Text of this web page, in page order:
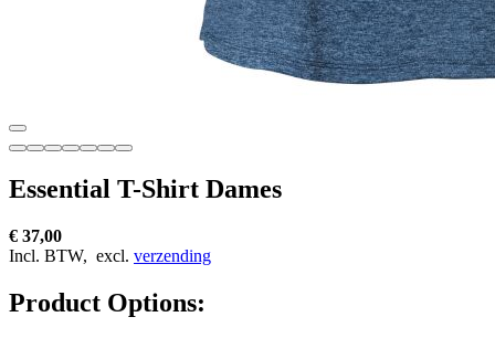
Essential T-Shirt Dames
€ 37,00
Incl. BTW, excl. verzending
Product Options: